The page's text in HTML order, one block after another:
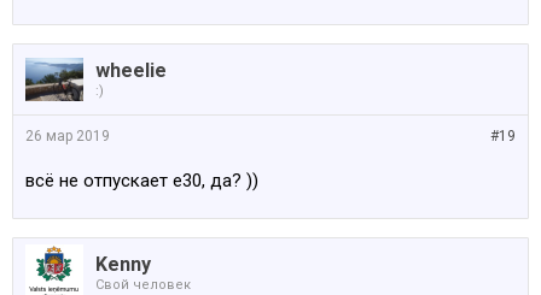
wheelie
:)
#19
26 мар 2019
всё не отпускает е30, да? ))
Kenny
Свой человек